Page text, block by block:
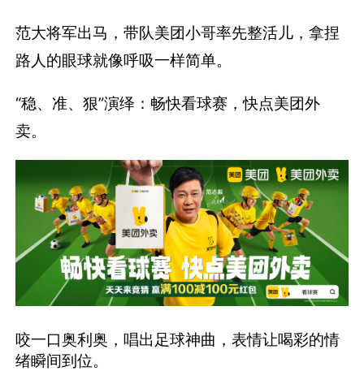
范大将军出马，带队美团小哥率先整活儿，拿捏
路人的眼球就像呼吸一样简单。
“稳、准、狠”演绎：畅快看球赛，快点美团外
卖。
咬一口奥利奥，唱出足球神曲，表情让喝彩的情
绪瞬间到位。